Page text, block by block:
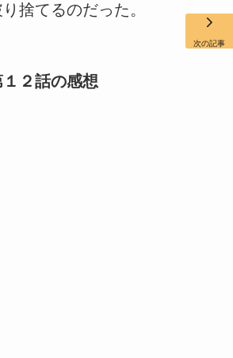
捨てるのだった。
２話の感想
次の記事